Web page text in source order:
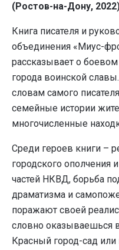
(Ростов-на-Дону,
Книга писателя и
объединения «Миус-
рассказывает о
города воинской
словам самого
семейные истории
многочисленные
Среди героев книги –
городского
частей НКВД, борьба
драматизма и
поражают своей
словно оказываешься
Красный город-сад